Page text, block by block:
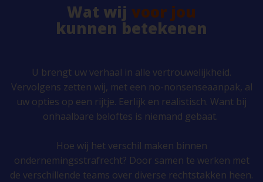
Wat wij voor jou
kunnen betekenen
U brengt uw verhaal in alle vertrouwelijkheid.
Vervolgens zetten wij, met een no-nonsenseaanpak, al
uw opties op een rijtje. Eerlijk en realistisch. Want bij
onhaalbare beloftes is niemand gebaat.
Hoe wij het verschil maken binnen
ondernemingsstrafrecht? Door samen te werken met
de verschillende teams over diverse rechtstakken heen.